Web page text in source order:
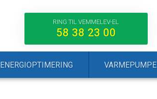
RING TIL VEMMELEV-EL​
58 38 23 00​
ENERGIOPTIMERING VARMEPUMPE